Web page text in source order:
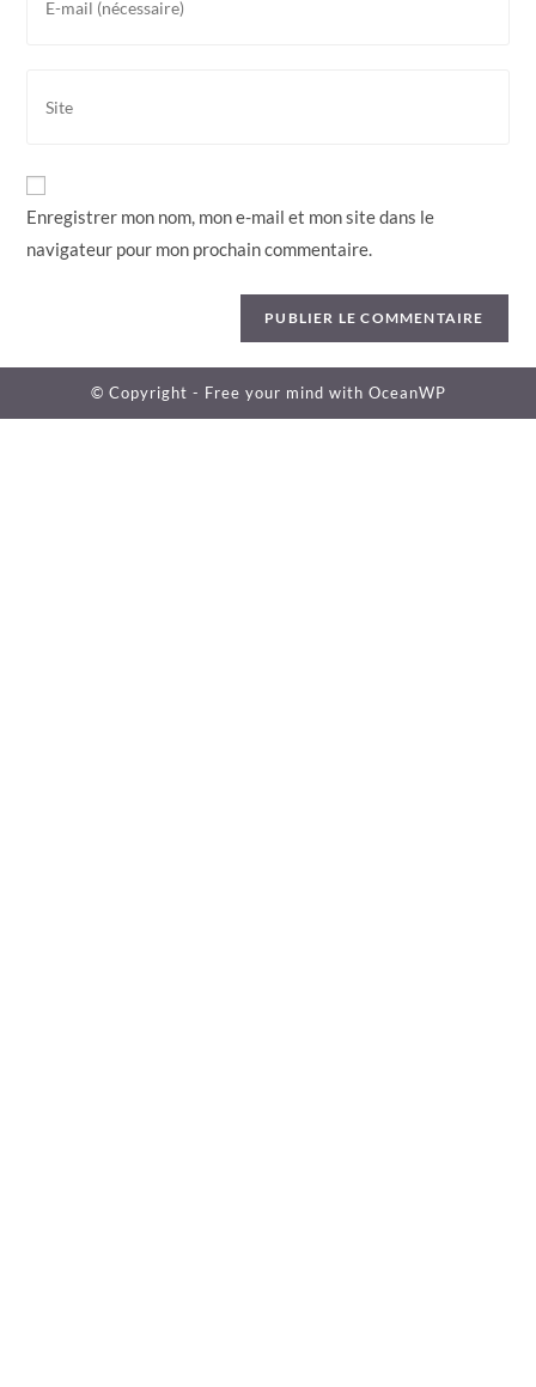
Enregistrer mon nom, mon e-mail et mon site dans le
navigateur pour mon prochain commentaire.
© Copyright - Free your mind with OceanWP